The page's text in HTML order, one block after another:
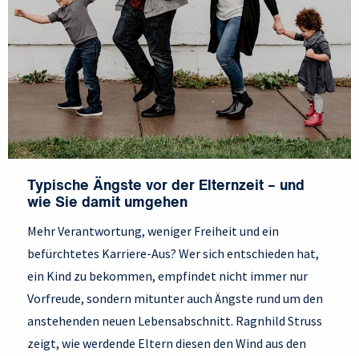
Typische Ängste vor der Elternzeit – und
wie Sie damit umgehen
Mehr Verantwortung, weniger Freiheit und ein
befürchtetes Karriere-Aus? Wer sich entschieden hat,
ein Kind zu bekommen, empfindet nicht immer nur
Vorfreude, sondern mitunter auch Ängste rund um den
anstehenden neuen Lebensabschnitt. Ragnhild Struss
zeigt, wie werdende Eltern diesen den Wind aus den